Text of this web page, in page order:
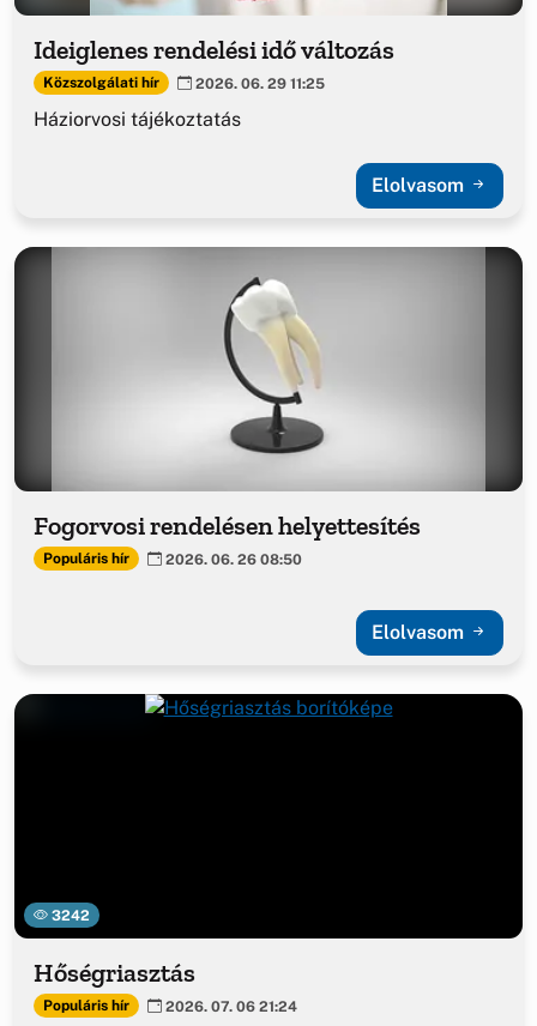
Ideiglenes rendelési idő változás
Közszolgálati hír 2026. 06. 29 11:25
Háziorvosi tájékoztatás
Elolvasom
Fogorvosi rendelésen helyettesítés
Populáris hír 2026. 06. 26 08:50
Elolvasom
3242
Hőségriasztás
Populáris hír 2026. 07. 06 21:24